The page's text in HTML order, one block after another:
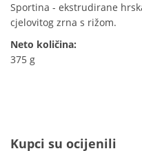
Sportina - ekstrudirane
cjelovitog zrna s rižom.
Neto količina:
375 g
Kupci su ocijenili